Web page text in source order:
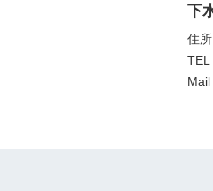
下
住
TEL
Mail